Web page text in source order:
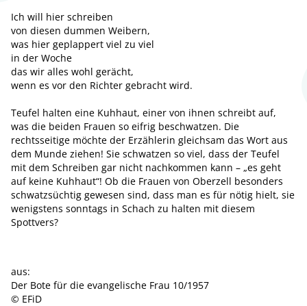
Ich will hier schreiben
von diesen dummen Weibern,
was hier geplappert viel zu viel
in der Woche
das wir alles wohl gerächt,
wenn es vor den Richter gebracht wird.
Teufel halten eine Kuhhaut, einer von ihnen schreibt auf,
was die beiden Frauen so eifrig beschwatzen. Die
rechtsseitige möchte der Erzählerin gleichsam das Wort aus
dem Munde ziehen! Sie schwatzen so viel, dass der Teufel
mit dem Schreiben gar nicht nachkommen kann – „es geht
auf keine Kuhhaut“! Ob die Frauen von Oberzell besonders
schwatzsüchtig gewesen sind, dass man es für nötig hielt, sie
wenigstens sonntags in Schach zu halten mit diesem
Spottvers?
aus:
Der Bote für die evangelische Frau 10/1957
© EFiD